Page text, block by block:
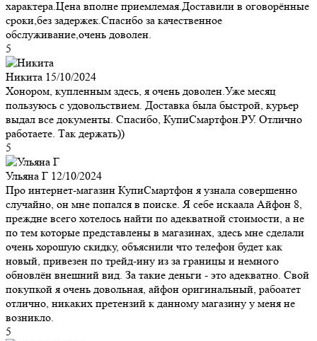
характера.Цена вполне приемлемая.Доставили в оговорённые
сроки,без задержек.Спасибо за качественное
обслуживание,очень доволен.
5
Никита 15/10/2024
Хонором, купленным здесь, я очень доволен.Уже месяц
пользуюсь с удовольствием. Доставка была быстрой, курьер
выдал все документы. Спасибо, КупиСмартфон.РУ. Отлично
работаете. Так держать))
5
Ульяна Г 12/10/2024
Про интернет-магазин КупиСмартфон я узнала совершенно
случайно, он мне попался в поиске. Я себе искаала Айфон 8,
преждне всего хотелось найти по адекватной стоимости, а не
по тем которые представлены в магазинах, здесь мне сделали
очень хорошую скидку, объяснили что телефон будет как
новый, привезен по трейд-ину из за границы и немного
обновлён внешний вид. За такие деньги - это адекватно. Свой
покупкой я очень довольная, айфон оригинальный, рабоатет
отлично, никаких претензий к данному магазину у меня не
возникло.
5